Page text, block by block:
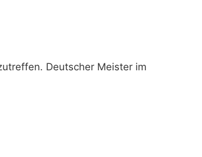
Deutscher Meister im